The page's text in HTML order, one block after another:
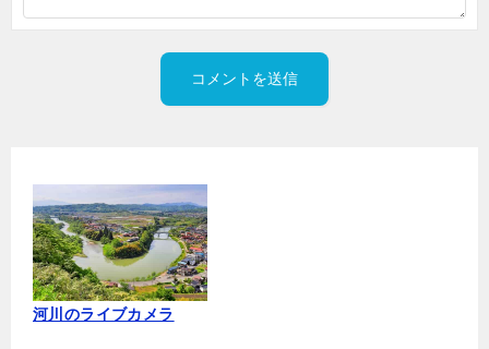
河川のライブカメラ